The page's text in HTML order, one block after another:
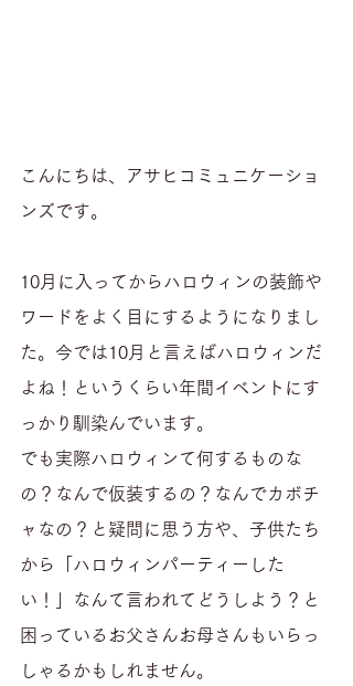
こんにちは、アサヒコミュニケーショ
ンズです。
10月に入ってからハロウィンの装飾や
ワードをよく目にするようになりまし
た。今では10月と言えばハロウィンだ
よね！というくらい年間イベントにす
っかり馴染んでいます。
でも実際ハロウィンて何するものな
の？なんで仮装するの？なんでカボチ
ャなの？と疑問に思う方や、子供たち
から「ハロウィンパーティーした
い！」なんて言われてどうしよう？と
困っているお父さんお母さんもいらっ
しゃるかもしれません。